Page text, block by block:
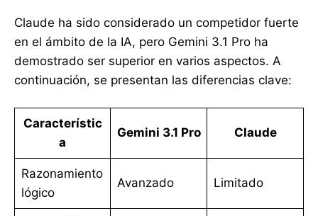
Claude ha sido considerado un competidor fuerte
en el ámbito de la IA, pero Gemini 3.1 Pro ha
demostrado ser superior en varios aspectos. A
continuación, se presentan las diferencias clave:
Característic
a
Gemini 3.1 Pro Claude
Razonamiento
lógico
Avanzado Limitado